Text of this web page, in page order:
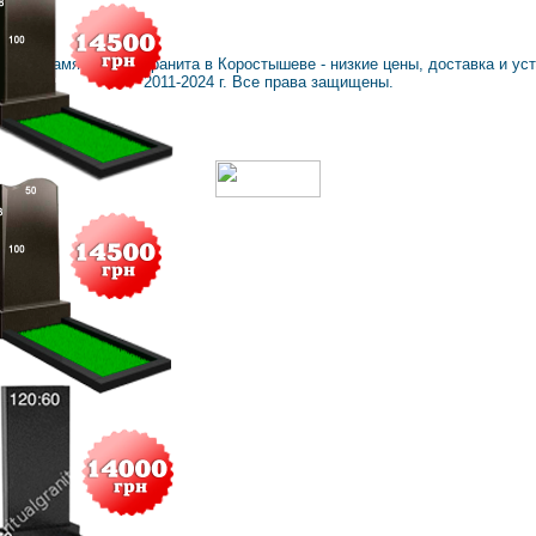
: Памятники из гранита в Коростышеве - низкие цены, доставка и
2011-2024 г. Все права защищены.